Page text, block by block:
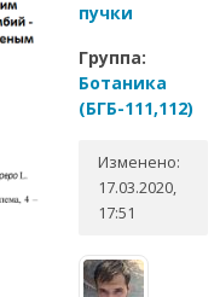
пучки
Группа:
Ботаника
(БГБ-111,112)
Изменено:
17.03.2020,
17:51